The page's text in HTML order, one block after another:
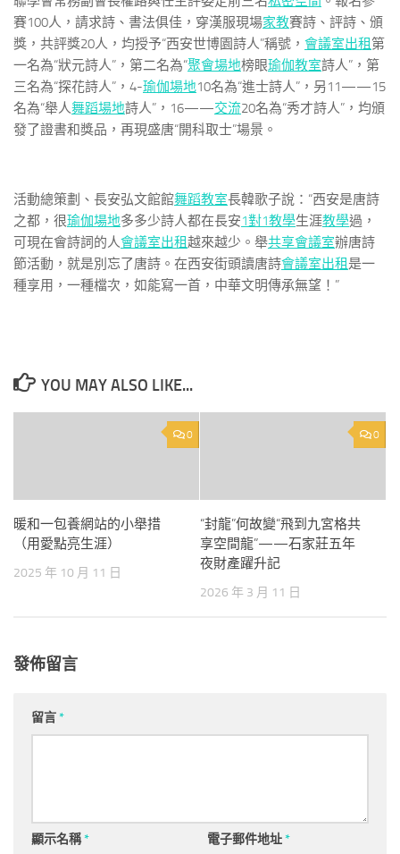
賽100人，請求詩、書法俱佳，穿漢服現場家教賽詩、評詩、頒
獎，共評獎20人，均授予“西安世博園詩人”稱號， 會議室出租 第
一名為“狀元詩人”，第二名為“聚會場地榜眼瑜伽教室詩人”，第
三名為“探花詩人”，4-瑜伽場地10名為“進士詩人”，另11——15
名為“舉人舞蹈場地詩人”，16——交流20名為“秀才詩人”，均頒
發了證書和獎品，再現盛唐“開科取士”場景。
活動總策劃、長安弘文館館舞蹈教室長韓歌子說：“西安是唐詩
之都，很瑜伽場地多多少詩人都在長安1對1教學生涯教學過，
可現在會詩詞的人會議室出租越來越少。舉共享會議室辦唐詩
節活動，就是別忘了唐詩。在西安街頭讀唐詩會議室出租 是一
種享用，一種檔次，如能寫一首，中華文明傳承無望！”
YOU MAY ALSO LIKE...
0
暖和一包養網站的小舉措
（用愛點亮生涯）
2025 年 10 月 11 日
0
“封龍”何故變“飛到九宮格共
享空間龍”——石家莊五年
夜財產躍升記
2026 年 3 月 11 日
發佈留言
留言*
顯示名稱* 電子郵件地址*